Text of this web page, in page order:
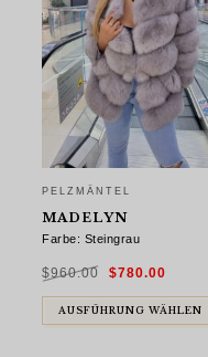
PELZMÄNTEL
MADELYN
Farbe: Steingrau
$960.00
Ursprünglicher
Preis
$960.00
$780.00
AUSFÜHRUNG WÄHLEN